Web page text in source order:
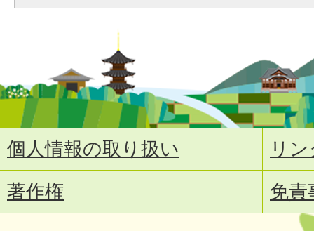
個人情報の取り扱い
リ
著作権
免責